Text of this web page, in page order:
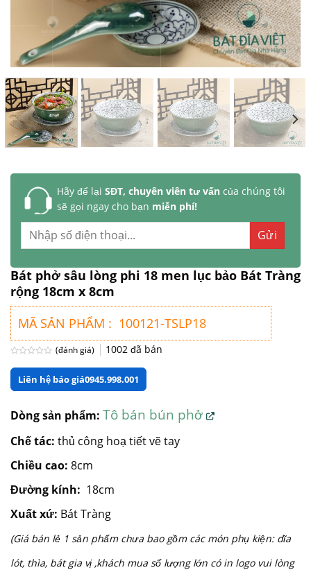
Hãy để lại SĐT, chuyên viên tư vấncủa chúng tôi
sẽ gọi ngay cho bạn miễn phí!
Bát phở sâu lòng phi 18 men lục bảo Bát Tràng
rộng 18cm x 8cm
MÃ SẢN PHẨM : 100121-TSLP18
xếp
hạng
0
(đánh giá) 1002đã bán
Liên hệ báo giá0945.998.001
Dòng sản phẩm: Tô bán bún phở
Chế tác: thủ công hoạ tiết vẽ tay
Chiều cao: 8cm
Đường kính: 18cm
Xuất xứ: Bát Tràng
(Giá bán lẻ 1 sản phẩm chưa bao gồm các món phụ kiện: dĩa
lót, thìa, bát gia vị ,khách mua số lượng lớn có in logo vui lòng